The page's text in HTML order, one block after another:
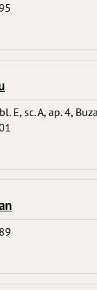
E, sc. A, ap. 4,